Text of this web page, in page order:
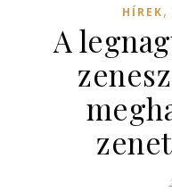
HÍREK,
A